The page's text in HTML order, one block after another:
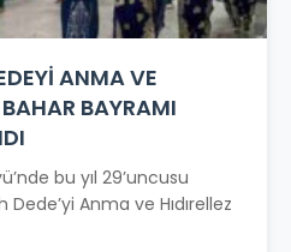
ANMA VE
BAHAR BAYRAMI
bu yıl 29’uncusu
Anma ve Hıdırellez